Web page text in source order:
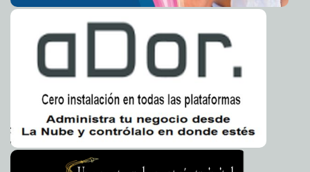
2024-08-13 15:21:04 Refrendan Yucatán y Estados Unidos la disposición de
seguir trabajando en favor de los yucatecos
2024-08-08 17:23:34 Cecilia Patrón asiste a foro de sostenibilidad en
Panamá en preparación de una Mérida más verde Laura Aldama
2024-08-08 17:08:52 El Ayuntamiento refuerza acciones para mejorar la
movilidad en el municipio Laura Aldama
2024-08-08 17:02:54 El Ayuntamiento de Mérida inicia el proceso de
transición entre administraciones Kamila López
2024-08-07 16:09:15 UADY recibe reconocimiento por buenas prácticas de
ciberseguridad Carmen Alicia Briceño Sánchez
2024-08-07 16:01:51 El Ayuntamiento reconoce la labor de las y los guías de
turistas en la promoción de Mérida